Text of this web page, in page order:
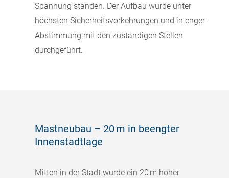
Spannung standen. Der Aufbau wurde unter
höchsten Sicherheitsvorkehrungen und in enger
Abstimmung mit den zuständigen Stellen
durchgeführt.
Mastneubau – 20 m in beengter
Innenstadtlage
Mitten in der Stadt wurde ein 20 m hoher